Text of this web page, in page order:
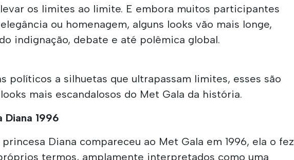
os limites ao limite. E embora muitos participantes
ou homenagem, alguns looks vão mais longe,
indignação, debate e até polêmica global.
políticos a silhuetas que ultrapassam limites, esses são
mais escandalosos do Met Gala da história.
Diana 1996
princesa Diana compareceu ao Met Gala em 1996, ela o fez
termos, amplamente interpretados como uma